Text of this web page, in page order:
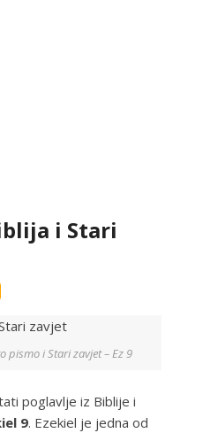
i Stari
pismo i Stari zavjet – Ez 9
poglavlje iz Biblije i
9. Ezekiel je jedna od